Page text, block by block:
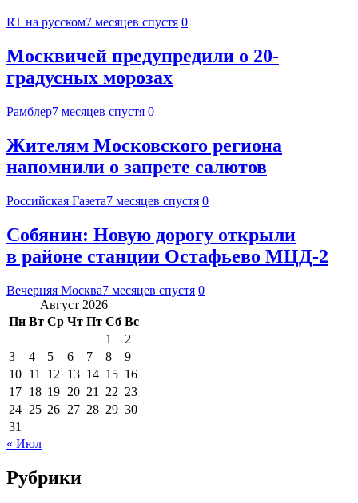
RT на русском7 месяцев спустя 0
Москвичей предупредили о 20-
градусных морозах
Рамблер7 месяцев спустя 0
Жителям Московского региона
напомнили о запрете салютов
Российская Газета7 месяцев спустя 0
Собянин: Новую дорогу открыли
в районе станции Остафьево МЦД-2
Вечерняя Москва7 месяцев спустя 0
Август 2026
Пн Вт Ср Чт Пт Сб Вс
1
2
3
4 5 6 7 8
9
10 11 12 13 14 15 16
17 18 19 20 21 22 23
24 25 26 27 28 29 30
31
« Июл
Рубрики